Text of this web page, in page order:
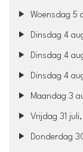
Woensdag 5
Dinsdag 4
Dinsdag 4
Dinsdag 4
Maandag 3
Vrijdag 31
Donderdag